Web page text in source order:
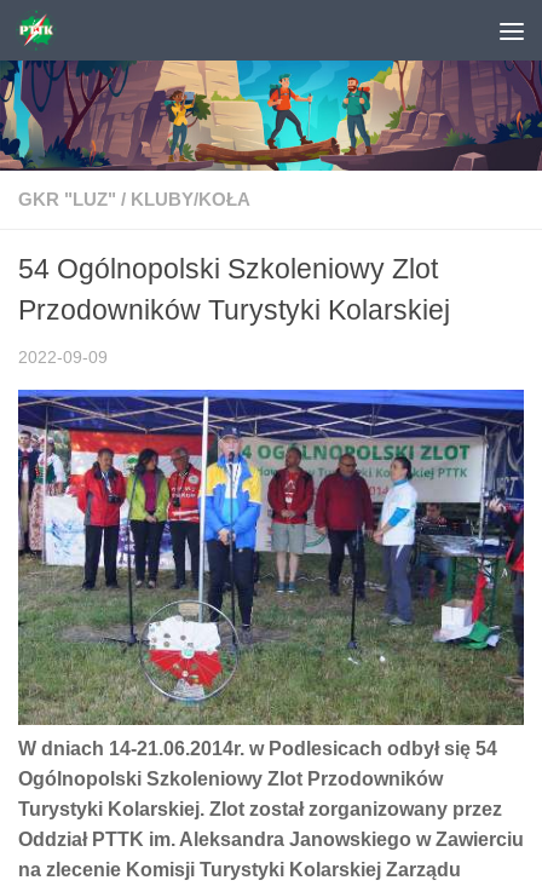
Skip to content
GKR "LUZ" / KLUBY/KOŁA
54 Ogólnopolski Szkoleniowy Zlot
Przodowników Turystyki Kolarskiej
2022-09-09
W dniach 14-21.06.2014r. w Podlesicach odbył się 54
Ogólnopolski Szkoleniowy Zlot Przodowników
Turystyki Kolarskiej. Zlot został zorganizowany przez
Oddział PTTK im. Aleksandra Janowskiego w Zawierciu
na zlecenie Komisji Turystyki Kolarskiej Zarządu